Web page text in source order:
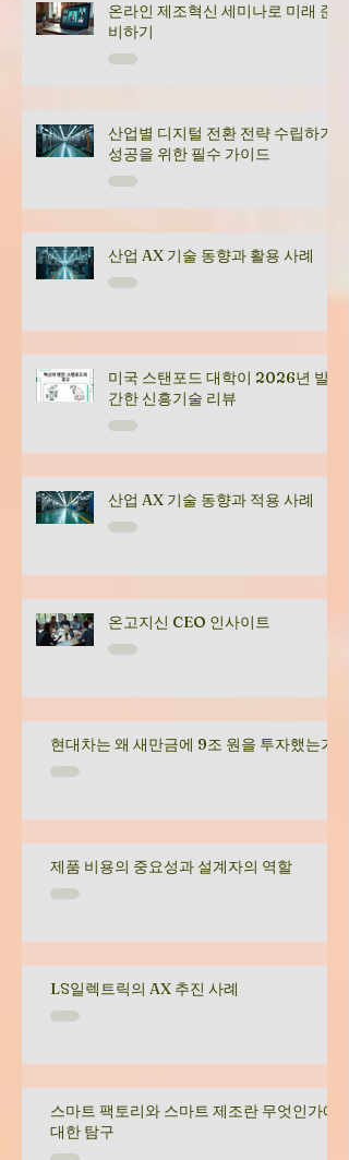
온라인 제조혁신 세미나로 미래 준
비하기
산업별 디지털 전환 전략 수립하기:
성공을 위한 필수 가이드
산업 AX 기술 동향과 활용 사례
미국 스탠포드 대학이 2026년 발
간한 신흥기술 리뷰
산업 AX 기술 동향과 적용 사례
온고지신 CEO 인사이트
현대차는 왜 새만금에 9조 원을 투자했는가
제품 비용의 중요성과 설계자의 역할
LS일렉트릭의 AX 추진 사례
스마트 팩토리와 스마트 제조란 무엇인가에
대한 탐구